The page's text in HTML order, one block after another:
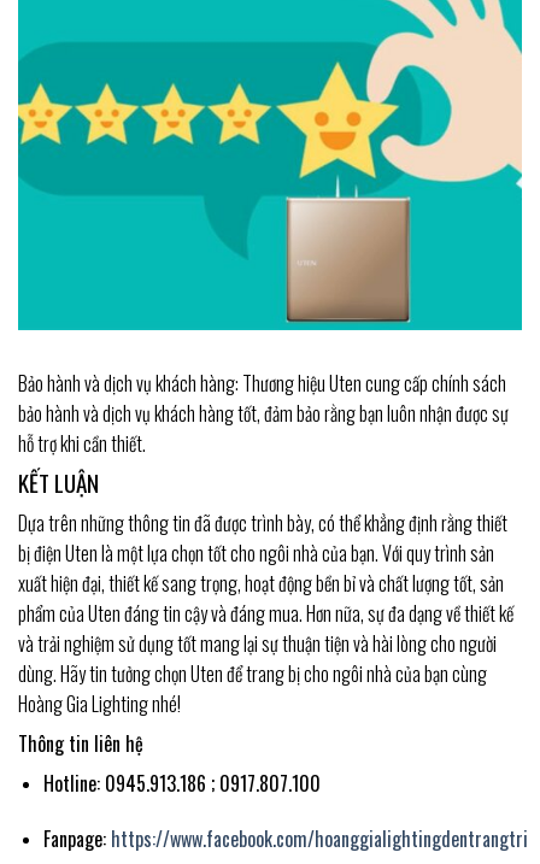
Bảo hành và dịch vụ khách hàng: Thương hiệu Uten cung cấp chính sách
bảo hành và dịch vụ khách hàng tốt, đảm bảo rằng bạn luôn nhận được sự
hỗ trợ khi cần thiết.
KẾT LUẬN
Dựa trên những thông tin đã được trình bày, có thể khẳng định rằng thiết
bị điện Uten là một lựa chọn tốt cho ngôi nhà của bạn. Với quy trình sản
xuất hiện đại, thiết kế sang trọng, hoạt động bền bỉ và chất lượng tốt, sản
phẩm của Uten đáng tin cậy và đáng mua. Hơn nữa, sự đa dạng về thiết kế
và trải nghiệm sử dụng tốt mang lại sự thuận tiện và hài lòng cho người
dùng. Hãy tin tưởng chọn Uten để trang bị cho ngôi nhà của bạn cùng
Hoàng Gia Lighting nhé!
Thông tin liên hệ
Hotline: 0945.913.186 ; 0917.807.100
Fanpage: https://www.facebook.com/hoanggialightingdentrangtri